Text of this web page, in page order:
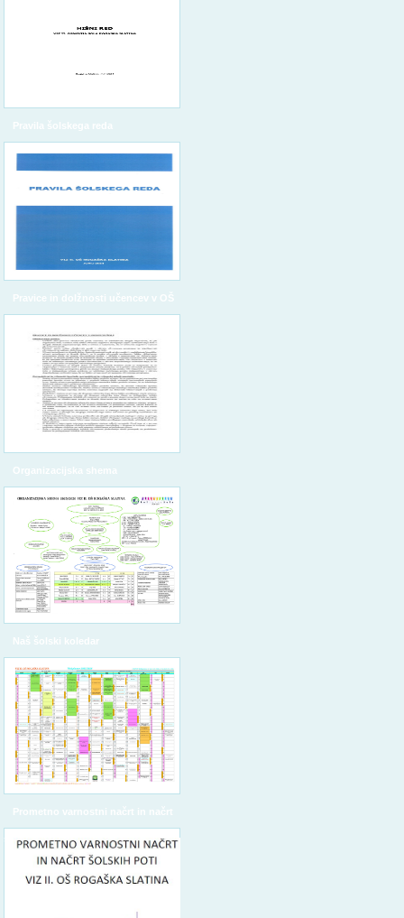
Pravila šolskega reda
Pravice in dolžnosti učencev v OŠ
Organizacijska shema
Naš šolski koledar
Prometno varnostni načrt in načrt
šolskih poti